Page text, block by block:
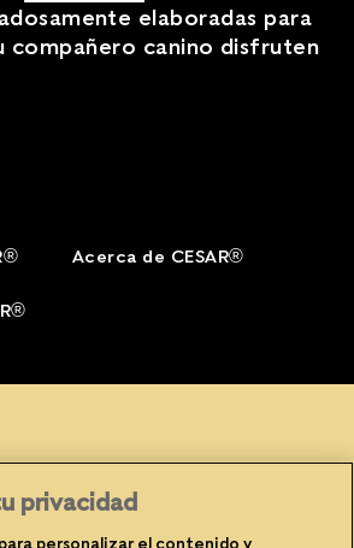
elaboradas para
compañero canino disfruten
Acerca de CESAR®
privacidad
personalizar el contenido y